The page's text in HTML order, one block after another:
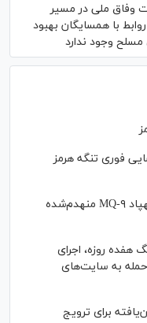
وفاق ملی در مسیر
با همسایگان بهبود
مسلح وجود ندارد
فوری تنگه هرمز
اولین تصاویر لاشه F-۱۵ آمریکا و پهپاد MQ-۹ منهدم‌شده
هفده روزه، اجرای
حمله به سایت‌های
برای ترویج